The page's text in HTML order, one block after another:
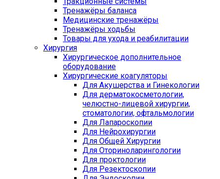
Тренажёры баланса
Медицинские тренажёры
Тренажёры ходьбы
Товары для ухода и реабилитации
Хирургия
Хирургическое дополнительное
оборудование
Хирургические коагуляторы
Для Акушерства и Гинекологии
Для дерматокосметологии,
челюстно-лицевой хирургии,
стоматологии, офтальмологии
Для Лапароскопии
Для Нейрохирургии
Для Общей Хирургии
Для Оториноларингологии
Для проктологии
Для Резектоскопии